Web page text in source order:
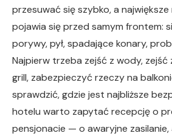
przesuwać się szybko, a
pojawia się przed samym frontem:
porywy, pył, spadające konary,
Najpierw trzeba zejść z wody, zejść
grill, zabezpieczyć rzeczy na
sprawdzić, gdzie jest najbliższe
hotelu warto zapytać recepcję o
pensjonacie — o awaryjne